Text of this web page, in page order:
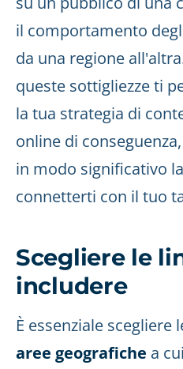
il comportamento
da una regione
queste sottigliezze ti
la tua strategia di
online di
in modo significativo
connetterti con il tuo
Scegliere le
includere
È essenziale scegliere
aree geografiche a